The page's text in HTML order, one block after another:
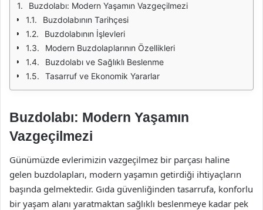
Buzdolabı: Modern Yaşamın Vazgeçilmezi
Buzdolabının Tarihçesi
Buzdolabının İşlevleri
Modern Buzdolaplarının Özellikleri
Buzdolabı ve Sağlıklı Beslenme
Tasarruf ve Ekonomik Yararlar
Buzdolabı: Modern Yaşamın
Vazgeçilmezi
Günümüzde evlerimizin vazgeçilmez bir parçası haline
gelen buzdolapları, modern yaşamın getirdiği ihtiyaçların
başında gelmektedir. Gıda güvenliğinden tasarrufa, konforlu
bir yaşam alanı yaratmaktan sağlıklı beslenmeye kadar pek